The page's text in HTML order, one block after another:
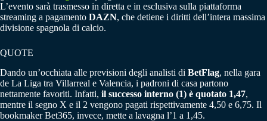
L’evento sarà trasmesso in diretta e in esclusiva sulla piattaforma
streaming a pagamento DAZN, che detiene i diritti dell’intera massima
divisione spagnola di calcio.
QUOTE
Dando un’occhiata alle previsioni degli analisti di BetFlag, nella gara
de La Liga tra Villarreal e Valencia, i padroni di casa partono
nettamente favoriti. Infatti, il successo interno (1) è quotato 1,47,
mentre il segno X e il 2 vengono pagati rispettivamente 4,50 e 6,75. Il
bookmaker Bet365, invece, mette a lavagna l’1 a 1,45.